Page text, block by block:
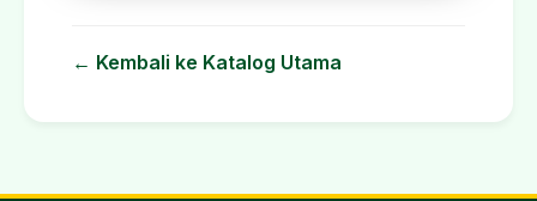
← Kembali ke Katalog Utama